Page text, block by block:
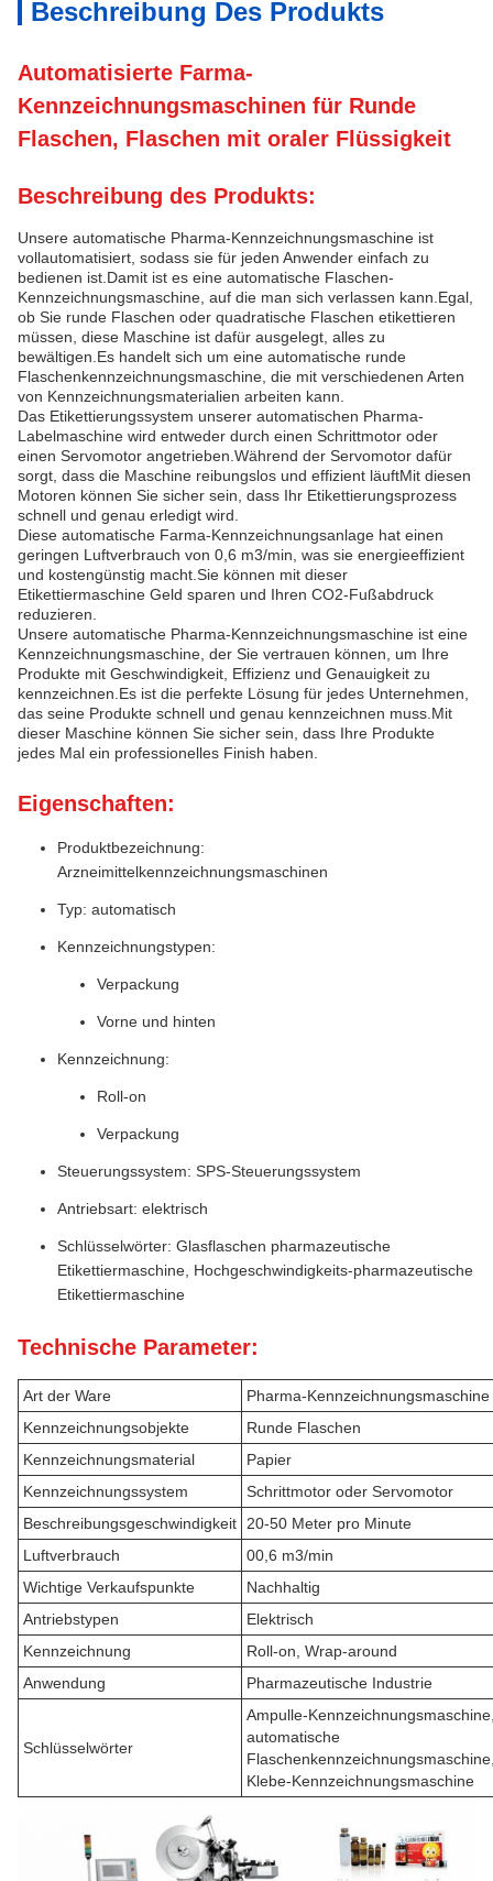
Beschreibung Des Produkts
Automatisierte Farma-
Kennzeichnungsmaschinen für Runde
Flaschen, Flaschen mit oraler Flüssigkeit
Beschreibung des Produkts:
Unsere automatische Pharma-Kennzeichnungsmaschine ist
vollautomatisiert, sodass sie für jeden Anwender einfach zu
bedienen ist.Damit ist es eine automatische Flaschen-
Kennzeichnungsmaschine, auf die man sich verlassen kann.Egal,
ob Sie runde Flaschen oder quadratische Flaschen etikettieren
müssen, diese Maschine ist dafür ausgelegt, alles zu
bewältigen.Es handelt sich um eine automatische runde
Flaschenkennzeichnungsmaschine, die mit verschiedenen Arten
von Kennzeichnungsmaterialien arbeiten kann.
Das Etikettierungssystem unserer automatischen Pharma-
Labelmaschine wird entweder durch einen Schrittmotor oder
einen Servomotor angetrieben.Während der Servomotor dafür
sorgt, dass die Maschine reibungslos und effizient läuftMit diesen
Motoren können Sie sicher sein, dass Ihr Etikettierungsprozess
schnell und genau erledigt wird.
Diese automatische Farma-Kennzeichnungsanlage hat einen
geringen Luftverbrauch von 0,6 m3/min, was sie energieeffizient
und kostengünstig macht.Sie können mit dieser
Etikettiermaschine Geld sparen und Ihren CO2-Fußabdruck
reduzieren.
Unsere automatische Pharma-Kennzeichnungsmaschine ist eine
Kennzeichnungsmaschine, der Sie vertrauen können, um Ihre
Produkte mit Geschwindigkeit, Effizienz und Genauigkeit zu
kennzeichnen.Es ist die perfekte Lösung für jedes Unternehmen,
das seine Produkte schnell und genau kennzeichnen muss.Mit
dieser Maschine können Sie sicher sein, dass Ihre Produkte
jedes Mal ein professionelles Finish haben.
Eigenschaften:
Produktbezeichnung:
Arzneimittelkennzeichnungsmaschinen
Typ: automatisch
Kennzeichnungstypen:
Verpackung
Vorne und hinten
Kennzeichnung:
Roll-on
Verpackung
Steuerungssystem: SPS-Steuerungssystem
Antriebsart: elektrisch
Schlüsselwörter: Glasflaschen pharmazeutische
Etikettiermaschine, Hochgeschwindigkeits-pharmazeutische
Etikettiermaschine
Technische Parameter:
Art der Ware
Pharma-Kennzeichnungsmaschine
Kennzeichnungsobjekte
Runde Flaschen
Kennzeichnungsmaterial
Papier
Kennzeichnungssystem
Schrittmotor oder Servomotor
Beschreibungsgeschwindigkeit
20-50 Meter pro Minute
Luftverbrauch
00,6 m3/min
Wichtige Verkaufspunkte
Nachhaltig
Antriebstypen
Elektrisch
Kennzeichnung
Roll-on, Wrap-around
Anwendung
Pharmazeutische Industrie
Schlüsselwörter
Ampulle-
automatische
Klebe-Kennzeichnungsmaschine